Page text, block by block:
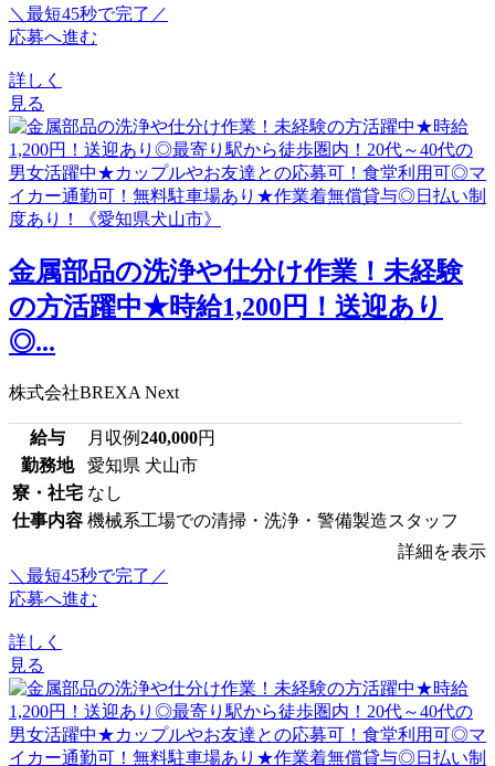
＼最短45秒で完了／
応募へ進む
詳しく
見る
金属部品の洗浄や仕分け作業！未経験
の方活躍中★時給1,200円！送迎あり
◎...
株式会社BREXA Next
給与 月収例240,000円
勤務地
愛知県 犬山市
寮・社宅 なし
仕事内容 機械系工場での清掃・洗浄・警備製造スタッフ
詳細を表示
＼最短45秒で完了／
応募へ進む
詳しく
見る